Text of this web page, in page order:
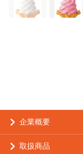
企業概要
取扱商品